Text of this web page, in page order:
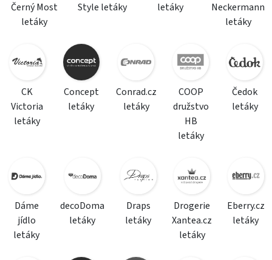
Černý Most
letáky
Style letáky letáky
Neckermann
letáky
CK
Victoria
letáky
Concept
letáky
Conrad.cz
letáky
COOP
družstvo
HB
letáky
Čedok
letáky
Dáme
jídlo
letáky
decoDoma
letáky
Draps
letáky
Drogerie
Xantea.cz
letáky
Eberry.cz
letáky